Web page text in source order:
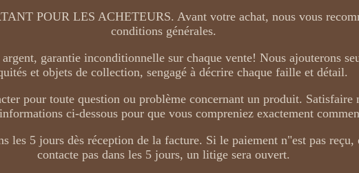
POUR LES ACHETEURS. Avant votre achat, nous vous
conditions générales.
garantie inconditionnelle sur chaque vente! Nous ajouterons
et objets de collection, sengagé à décrire chaque faille et détail.
pour toute question ou problème concernant un produit. Satisfaire
ci-dessous pour que vous compreniez exactement
les 5 jours dès réception de la facture. Si le paiement n"est pas reçu,
contacte pas dans les 5 jours, un litige sera ouvert.